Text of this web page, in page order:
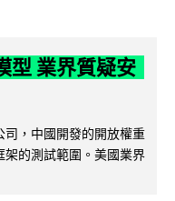
型 業界質疑安
，中國開發的開放權重
的測試範圍。美國業界